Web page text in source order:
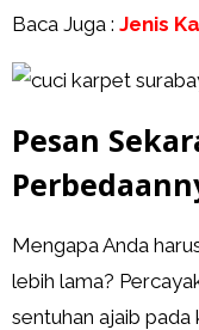
Baca Juga : Jenis
Pesan
Mengapa Anda
lebih lama?
sentuhan ajaib pada